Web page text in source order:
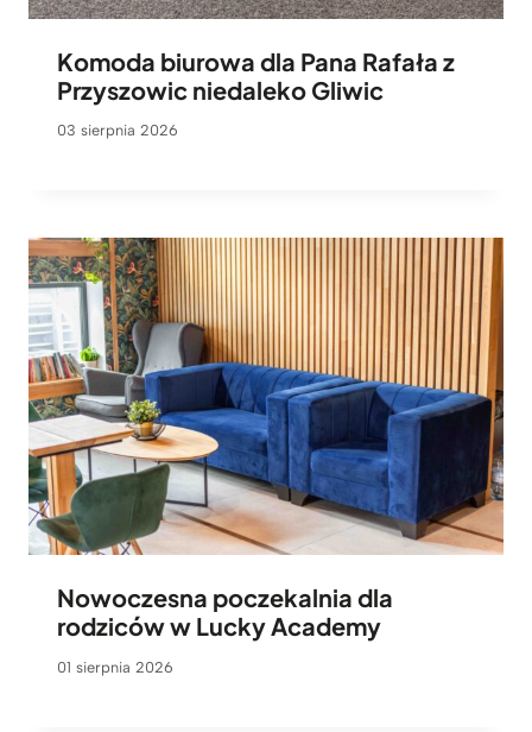
Komoda biurowa dla Pana Rafała z
Przyszowic niedaleko Gliwic
03 sierpnia 2026
Nowoczesna poczekalnia dla
rodziców w Lucky Academy
01 sierpnia 2026